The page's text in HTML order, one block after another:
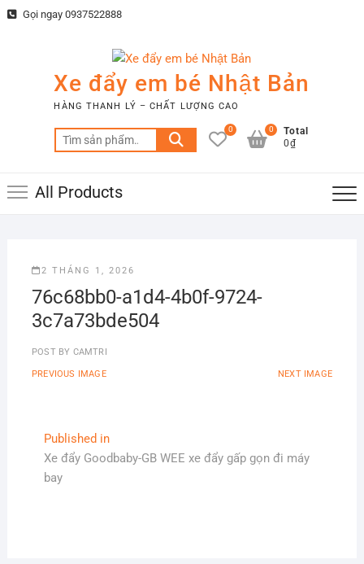
Skip Gọi ngay 0937522888
Xe đẩy em bé Nhật Bản
HÀNG THANH LÝ – CHẤT LƯỢNG CAO
Tìm
kiếm:
0
Total
0₫
0
All Products
2 THÁNG 1, 2026
76c68bb0-a1d4-4b0f-9724-
3c7a73bde504
POST BY CAMTRI
PREVIOUS IMAGE NEXT IMAGE
Điều
hướng
Published in
Xe đẩy Goodbaby-GB WEE xe đẩy gấp gọn đi máy
bay